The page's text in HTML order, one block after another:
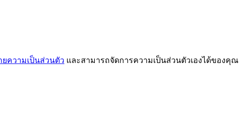
ยความเป็นส่วนตัว และสามารถจัดการความเป็นส่วนตัวเองได้ของคุณ